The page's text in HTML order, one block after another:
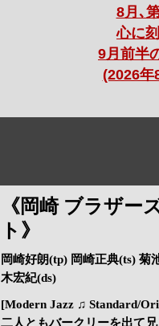
8月､
心に
9月前半
(2026
《岡崎 ブラザー
ト》
岡崎好朗(tp) 岡崎正典(ts) 菊
木宏紀(ds)
[Modern Jazz ♫ Standard/
二人ともバークリーを出て